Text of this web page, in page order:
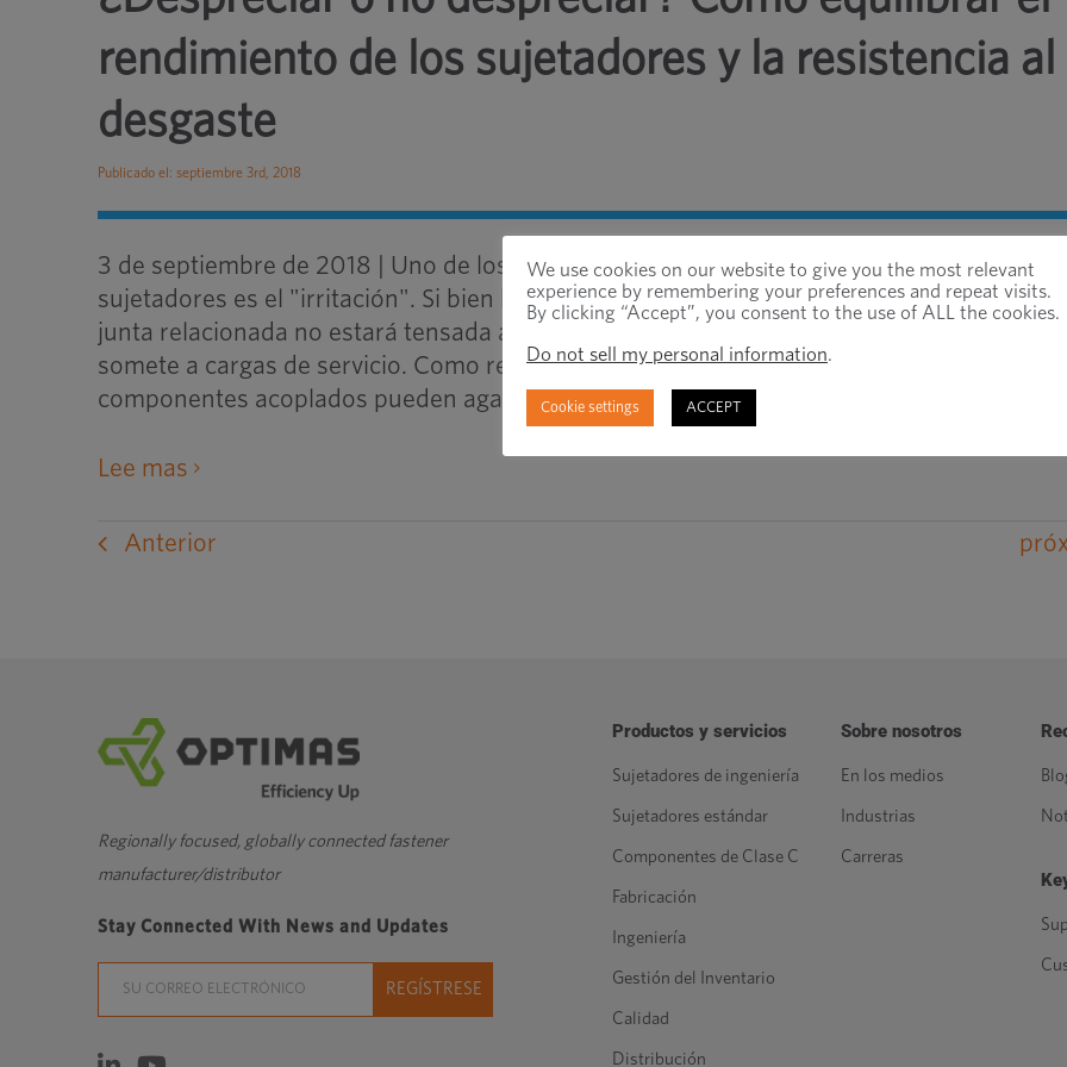
rendimiento de los sujetadores y la resistencia al
desgaste
Publicado el: septiembre 3rd, 2018
3 de septiembre de 2018 | Uno de los problemas más comunes que ocurren al apretar
sujetadores es el "irritación". Si bien los sujetadores irritados ciertamente no estarán
junta relacionada no estará tensada adecuadamente y puede fallar por fatiga cuando se
somete a cargas de servicio. Como resultado, el equipo puede verse afectado y los
componentes acoplados pueden agarrotarse, desprenderse, retorcerse o cortarse.
Lee masabre
sitio
ventana
Anterior
Regionally focused, globally connected fastener
manufacturer/distributor
Stay Connected With News and Updates
Productos y servicios
Sujetadores de ingeniería
Sujetadores estándar
Componentes de Clase C
Fabricación
Ingeniería
Gestión del Inventario
Calidad
Distribución
Sobre nosotros
En los medios
Industrias
Carreras
We use cookies on our website to give you the most relevant
experience by remembering your preferences and repeat visits.
By clicking “Accept”, you consent to the use of ALL the cookies.
Do not sell my personal information.
Cookie settings ACCEPT